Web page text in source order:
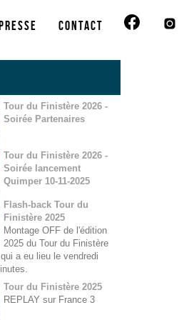
Presse Contact
Tour du Finistère 2026 -
Soirée Partenaires
Tour du Finistère 2026 -
Soirée lancement
Quimper 10-11-2025
Flash-back Tour du
Finistère 2025
Montage OFF de l'édition
2025 du Tour du Finistère
a eu lieu le vendredi
Tour du Finistère 2025
REPLAY sur France 3